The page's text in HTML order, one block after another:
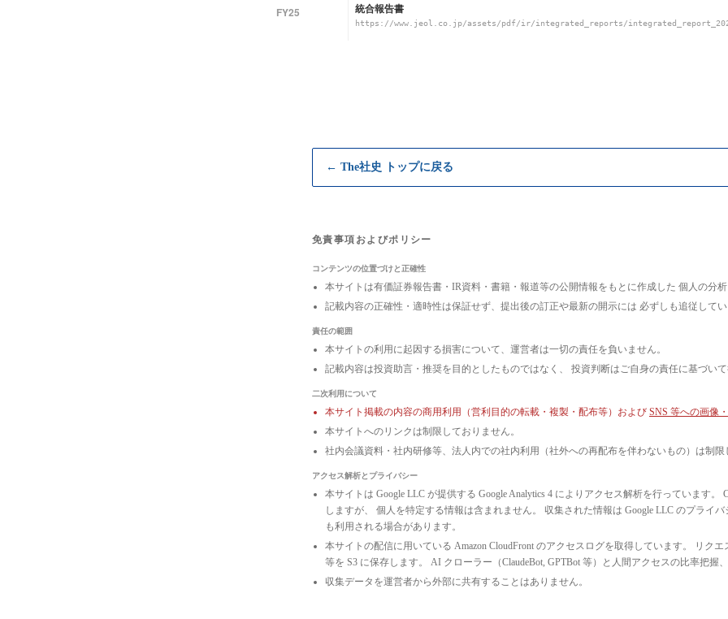
FY25 統合報告書
https://www.jeol.co.jp/assets/pdf/ir/integrated_reports/
← The社史 トップに戻る
免責事項およびポリシー
コンテンツの位置づけと正確性
本サイトは有価証券報告書・IR資料・書籍・報道等の公開情報をもとに作成した 個人の分
記載内容の正確性・適時性は保証せず、提出後の訂正や最新の開示には 必ずしも追従して
責任の範囲
本サイトの利用に起因する損害について、運営者は一切の責任を負いません。
記載内容は投資助言・推奨を目的としたものではなく、 投資判断はご自身の責任に基づい
二次利用について
本サイト掲載の内容の商用利用（営利目的の転載・複製・配布等）および SNS 等への画像
本サイトへのリンクは制限しておりません。
社内会議資料・社内研修等、法人内での社内利用（社外への再配布を伴わないもの）は制
アクセス解析とプライバシー
本サイトは Google LLC が提供する Google Analytics 4 によりアクセス解析を行っています
しますが、 個人を特定する情報は含まれません。 収集された情報は Google LLC のプライ
も利用される場合があります。
本サイトの配信に用いている Amazon CloudFront のアクセスログを取得しています。 リク
等を S3 に保存します。 AI クローラー（ClaudeBot, GPTBot 等）と人間アクセスの比率把
収集データを運営者から外部に共有することはありません。